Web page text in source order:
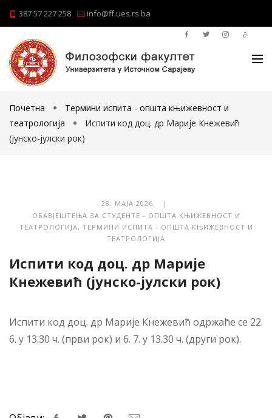
387 57 227 258 info@ff.ues.rs.ba
Почетна
Термини испита - општа књижевност и
театрологија
Испити код доц. др Марије Кнежевић
(јунско-јулски рок)
28. МАЈА 2026. |
ОБАВЈЕШТЕЊА ЗА СТУДЕНТЕ - ОПШТА КЊИЖЕВНОСТ И
ТЕАТРОЛОГИЈА, ТЕРМИНИ ИСПИТА - ОПШТА КЊИЖЕВНОСТ И
ТЕАТРОЛОГИЈА
Испити код доц. др Марије
Кнежевић (јунско-јулски рок)
Испити код доц. др Марије Кнежевић одржаће се 22.
6. у 13.30 ч. (први рок) и 6. 7. у 13.30 ч. (други рок).